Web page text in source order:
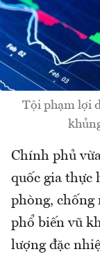
Tội phạm lợi
Chính phủ
quốc gia thực
phòng,
phổ biến vũ
lượng đặc